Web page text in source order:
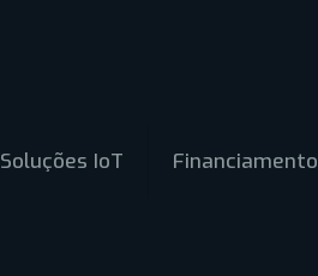
Soluções IoT Financiamento